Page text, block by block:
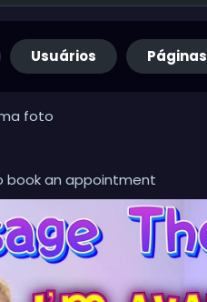
Usuários Páginas
foto
book an appointment